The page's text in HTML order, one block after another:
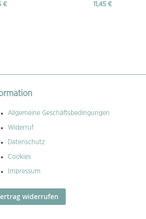
€
11,45 €
Allgemeine Geschäftsbedingungen
Widerruf
Datenschutz
Cookies
Impressum
widerrufen